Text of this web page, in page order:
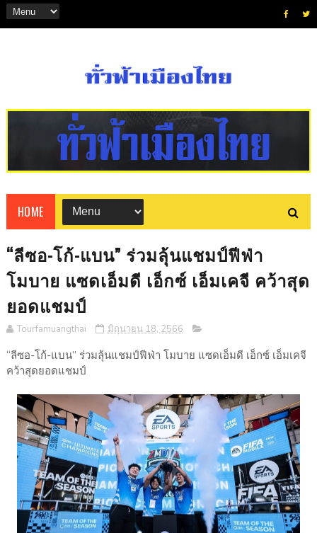
HOME
“ลีซอ-โก้-แบน” ร่วมลุ้นแชมป์ฟีฟ่า
โมบาย แซดเอ็มดี เอ็กซ์ เอ็มเคจี คว้าสุด
ยอดแชมป์
Tourfamuangthai มิถุนายน 18, 2566
“ลีซอ-โก้-แบน” ร่วมลุ้นแชมป์ฟีฟ่า โมบาย แซดเอ็มดี เอ็กซ์ เอ็มเคจี
คว้าสุดยอดแชมป์